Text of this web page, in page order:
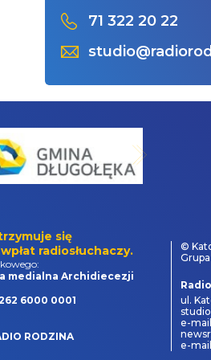
71 322 20 22
się
radiosłuchaczy.
medialna Archidiecezji
6000 0001
RODZINA
©
ul.
e-
e-